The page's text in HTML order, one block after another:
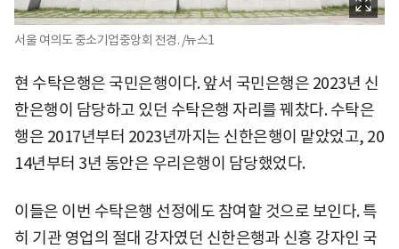
서울 여의도 중소기업중앙회 전경. /뉴스1
현 수탁은행은 국민은행이다. 앞서 국민은행은 2023년 신
한은행이 담당하고 있던 수탁은행 자리를 꿰찼다. 수탁은
행은 2017년부터 2023년까지는 신한은행이 맡았었고, 20
14년부터 3년 동안은 우리은행이 담당했었다.
이들은 이번 수탁은행 선정에도 참여할 것으로 보인다. 특
히 기관 영업의 절대 강자였던 신한은행과 신흥 강자인 국